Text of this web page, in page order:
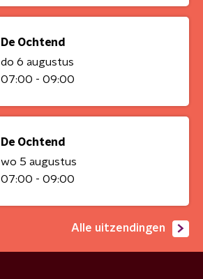
De Ochtend
do 6 augustus
07:00 - 09:00
De Ochtend
wo 5 augustus
07:00 - 09:00
Alle uitzendingen